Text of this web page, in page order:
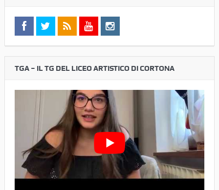
TGA – IL TG DEL LICEO ARTISTICO DI CORTONA